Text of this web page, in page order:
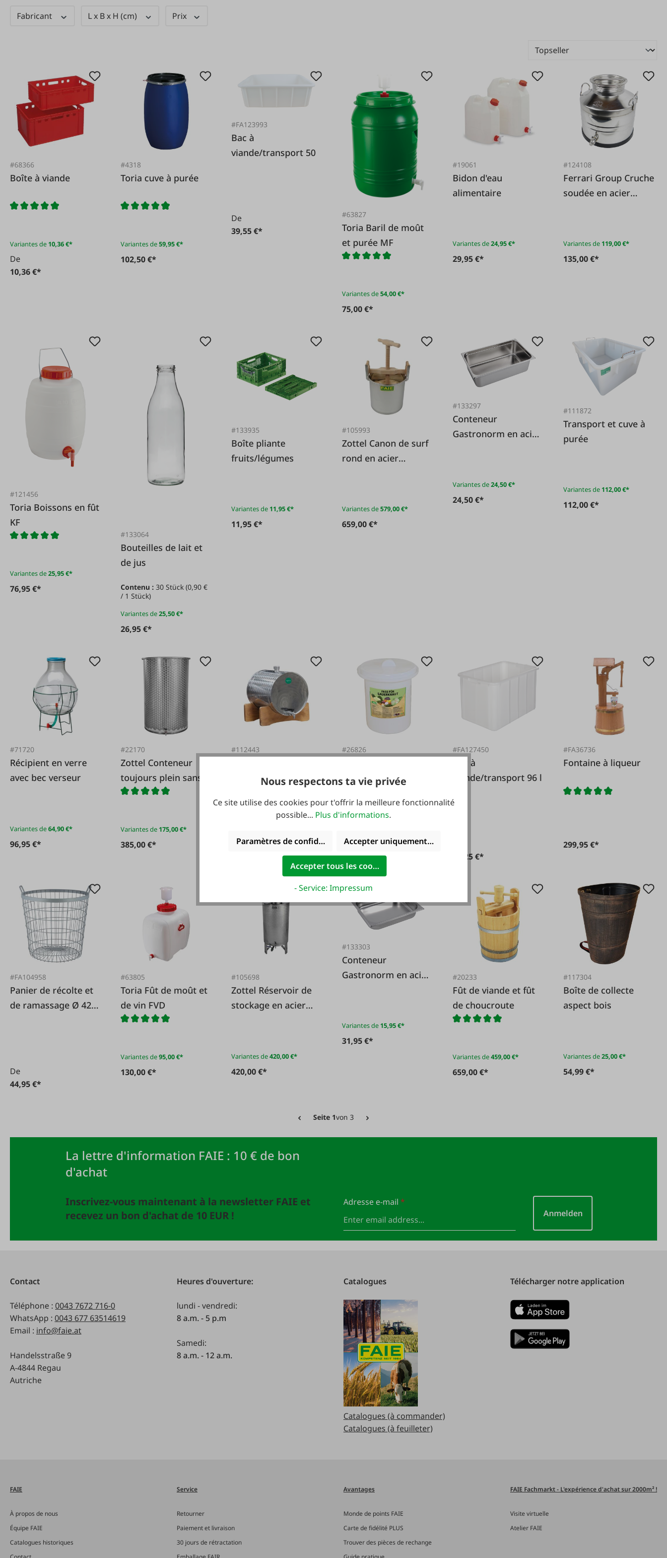
Fabricant L x B x H (cm) Prix
#68366
Boîte à viande
Variantes de 10,36 €*
De
10,36 €*
#4318
Toria cuve à purée
Variantes de59,95 €*
102,50 €*
#FA123993
Bac à
viande/transport 50
De
39,55 €*
#63827
Toria Baril de moût
et purée MF
Variantes de54,00 €*
75,00 €*
#19061
Bidon d'eau
alimentaire
Variantes de24,95 €*
29,95 €*
#124108
Ferrari Group Cruche
soudée en acier
Variantes de 119,00 €*
135,00 €*
#121456
Toria Boissons en fût
KF
Variantes de25,95 €*
76,95 €*
#133064
Bouteilles de lait et
de jus
Contenu :30 Stück(0,90 €
/ 1 Stück)
Variantes de25,50 €*
26,95 €*
#133935
Boîte pliante
fruits/légumes
Variantes de 11,95 €*
11,95 €*
#105993
Zottel Canon de surf
rond en acier
Variantes de579,00 €*
659,00 €*
#133297
Conteneur
Gastronorm en acier
Variantes de24,50 €*
24,50 €*
#111872
Transport et cuve à
purée
Variantes de 112,00 €*
112,00 €*
#71720
Récipient en verre
avec bec verseur
Variantes de64,90 €*
96,95 €*
#22170
Zottel Conteneur
toujours plein sans
pieds
Variantes de 175,00 €*
385,00 €*
#112443
inoxydable avec
165,00 €*
#26826
117,95 €*
#FA127450
Bac à
viande/transport 96 l
60,25 €*
#FA36736
Fontaine à liqueur
299,95 €*
#FA104958
Panier de récolte et
de ramassage Ø 42
De
44,95 €*
#63805
Toria Fût de moût et
de vin FVD
Variantes de95,00 €*
130,00 €*
#105698
Zottel Réservoir de
stockage en acier
Variantes de420,00 €*
420,00 €*
#133303
Conteneur
Gastronorm en acier
Variantes de 15,95 €*
31,95 €*
#20233
Fût de viande et fût
de choucroute
Variantes de459,00 €*
659,00 €*
#117304
Boîte de collecte
aspect bois
Variantes de25,00 €*
54,99 €*
Seite 1von 3
La lettre d'information FAIE : 10 € de bon
d'achat
Inscrivez-vous maintenant à la newsletter FAIE et
recevez un bon d'achat de 10 EUR !
Adresse e-mail *
Anmelden
Contact
Téléphone : 0043 7672 716-0
WhatsApp : 0043 677 63514619
Email : info@faie.at
Handelsstraße 9
A-4844 Regau
Autriche
Heures d'ouverture:
lundi - vendredi:
8 a.m. - 5 p.m
Samedi:
8 a.m. - 12 a.m.
Catalogues
Catalogues (à commander)
Catalogues (à feuilleter)
Télécharger notre application
FAIE
À propos de nous
Équipe FAIE
Catalogues historiques
Service
Retourner
Paiement et livraison
30 jours de rétractation
Avantages
Monde de points FAIE
Carte de fidélité PLUS
Trouver des pièces de rechange
FAIE Fachmarkt - L'expérience d'achat sur 2000m² !
Visite virtuelle
Atelier FAIE
Nous respectons ta vie privée
Ce site utilise des cookies pour t'offrir la meilleure fonctionnalité
possible... Plus d'informations.
Paramètres de confidentialitéAccepter uniquement les cookies fonctionnels
Accepter tous les cookies
- Service: Impressum